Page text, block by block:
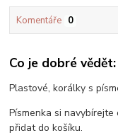
Komentáře 0
Co je dobré vědět:
Plastové, korálky s
Písmenka si
přidat do košíku.